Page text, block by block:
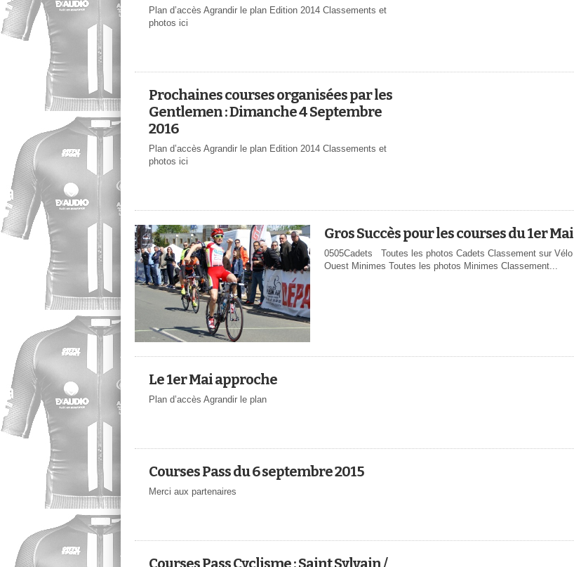
Plan d’accès Agrandir le plan Edition 2014 Classements et
photos ici
Prochaines courses organisées par les
Gentlemen : Dimanche 4 Septembre
2016
Plan d’accès Agrandir le plan Edition 2014 Classements et
photos ici
Gros Succès pour les courses du 1er Mai
0505Cadets Toutes les photos Cadets Classement sur Vélo
Ouest Minimes Toutes les photos Minimes Classement...
Le 1er Mai approche
Plan d’accès Agrandir le plan
Courses Pass du 6 septembre 2015
Merci aux partenaires
Courses Pass Cyclisme : Saint Sylvain /